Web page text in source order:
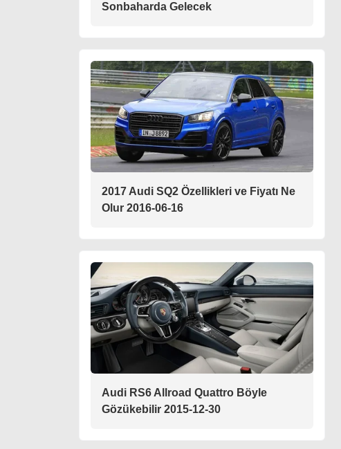
Sonbaharda Gelecek
2017 Audi SQ2 Özellikleri ve Fiyatı Ne
Olur 2016-06-16
Audi RS6 Allroad Quattro Böyle
Gözükebilir 2015-12-30